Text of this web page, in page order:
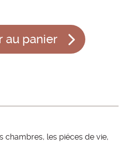
au panier
chambres, les piéces de vie,